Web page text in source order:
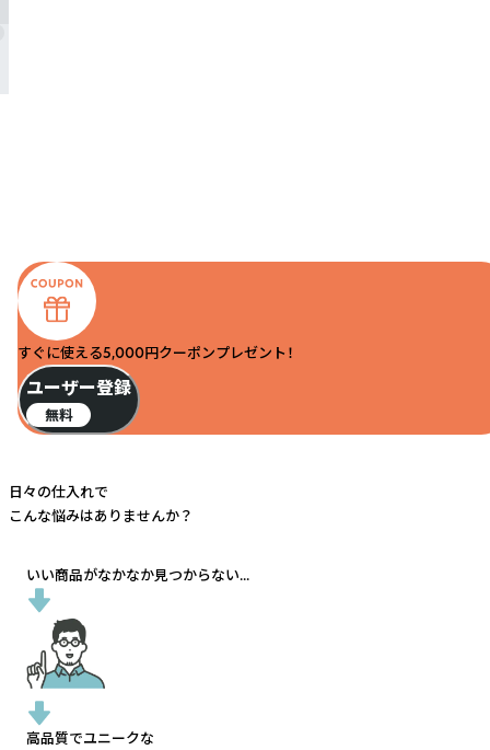
すぐに使える5,000円クーポンプレゼント！
ユーザー登録
無料
日々の仕入れで
こんな悩みはありませんか？
いい商品がなかなか見つからない...
高品質でユニークな